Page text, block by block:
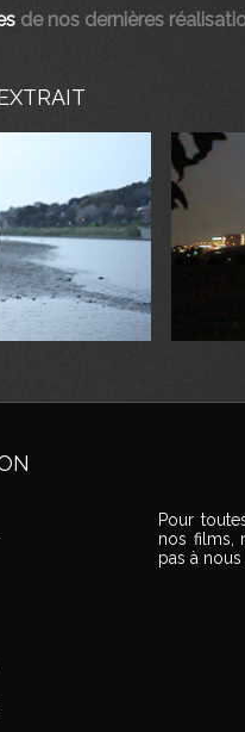
de nos dernières
Pour
nos films,
pas à